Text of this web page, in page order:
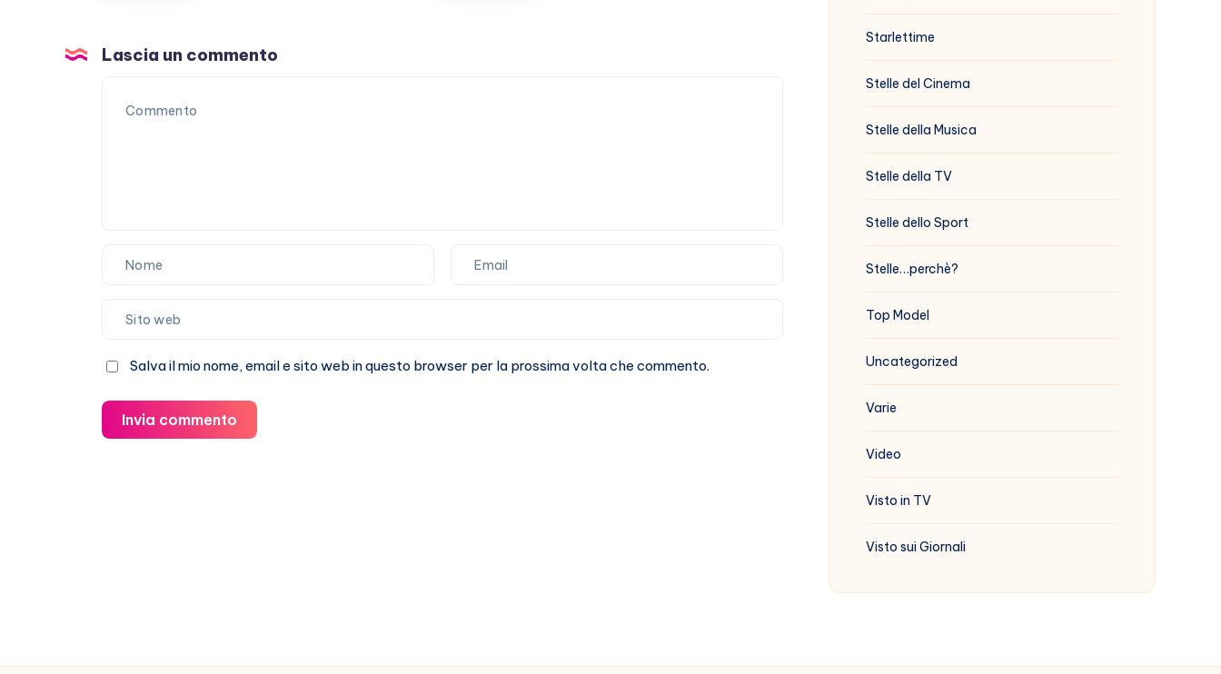
scoperto
De
Lascia un commento
Salva il mio nome, email e sito web in questo browser per la prossima volta che commento.
Invia commento
Starlettime
Stelle del Cinema
Stelle della Musica
Stelle della TV
Stelle dello Sport
Stelle…perchè?
Top Model
Uncategorized
Varie
Video
Visto in TV
Visto sui Giornali